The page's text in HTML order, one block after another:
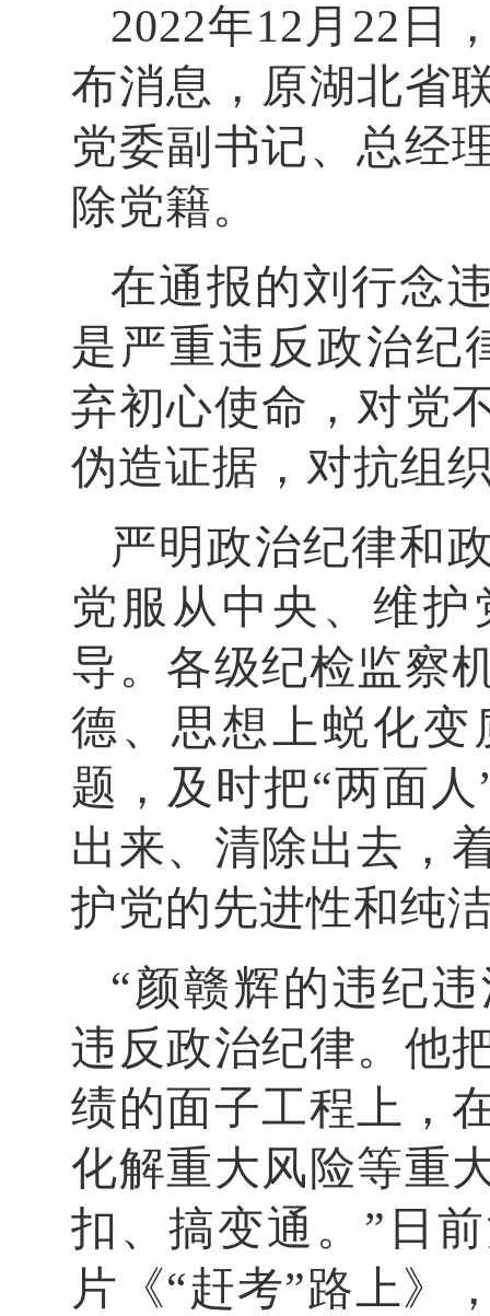
2022年12月22日
布消息，原湖北省
党委副书记、总经
除党籍。
在通报的刘行念
是严重违反政治
弃初心使命，对党
伪造证据，对抗组
严明政治纪律和
党服从中央、维
导。各级纪检监察
德、思想上蜕化
题，及时把“两面
出来、清除出去，
护党的先进性和纯
“颜赣辉的违纪
违反政治纪律。他
绩的面子工程上，
化解重大风险等重
扣、搞变通。”日
片《“赶考”路上》